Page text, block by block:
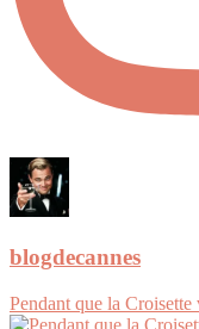
blogdecannes
Pendant que la